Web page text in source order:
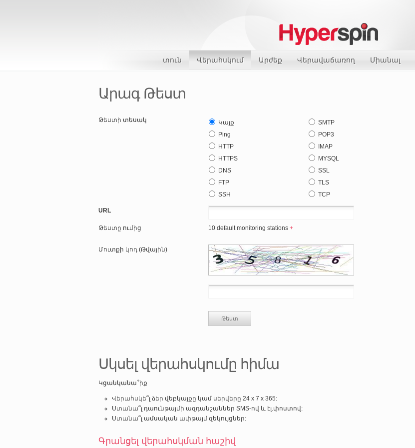
տուն Վերահսկում Արժեք Վերավաճառող Միանալ
Արագ Թեստ
Թեստի տեսակ
Կայք
Ping
HTTP
HTTPS
DNS
FTP
SSH
SMTP
POP3
IMAP
MYSQL
SSL
TLS
TCP
URL
Թեստը ումից 10 default monitoring stations +
Մուտքի կոդ (Թվային)
Սկսել վերահսկումը հիմա
Կցանկանա՞իք
Վերահսկե՞լ ձեր վեբկայքը կամ սերվերը 24 x 7 x 365:
Ստանա՞լ դաունթայմի ազդանշաններ SMS-ով և էլ.փոստով:
Ստանա՞լ ամսական ափթայմ զեկույցներ:
Գրանցել վերահսկման հաշիվ